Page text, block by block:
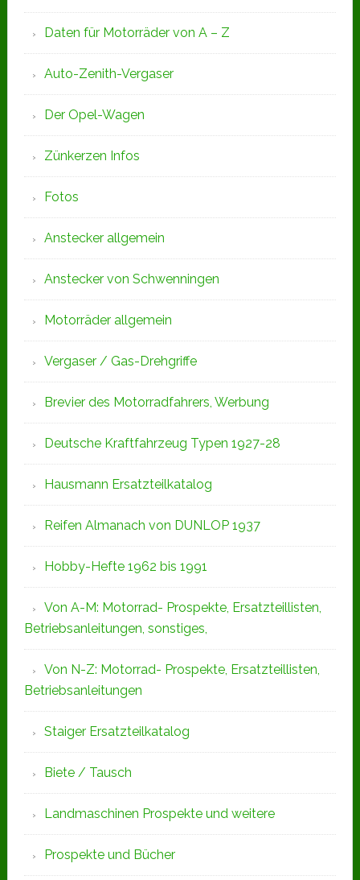
Daten für Motorräder von A – Z
Auto-Zenith-Vergaser
Der Opel-Wagen
Zünkerzen Infos
Fotos
Anstecker allgemein
Anstecker von Schwenningen
Motorräder allgemein
Vergaser / Gas-Drehgriffe
Brevier des Motorradfahrers, Werbung
Deutsche Kraftfahrzeug Typen 1927-28
Hausmann Ersatzteilkatalog
Reifen Almanach von DUNLOP 1937
Hobby-Hefte 1962 bis 1991
Von A-M: Motorrad- Prospekte, Ersatzteillisten,
Betriebsanleitungen, sonstiges,
Von N-Z: Motorrad- Prospekte, Ersatzteillisten,
Betriebsanleitungen
Staiger Ersatzteilkatalog
Biete / Tausch
Landmaschinen Prospekte und weitere
Prospekte und Bücher